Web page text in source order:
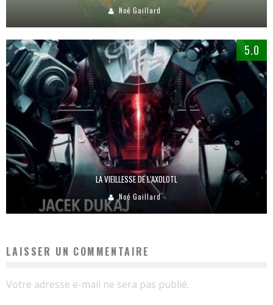
Noé Gaillard
5.0
LA VIEILLESSE DE L’AXOLOTL
Noé Gaillard
LAISSER UN COMMENTAIRE
Votre adresse e-mail ne sera pas publié.